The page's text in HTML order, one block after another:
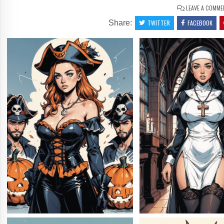
LEAVE A
0
35
0
SHARE
Share:
TWITTER FACEBOOK